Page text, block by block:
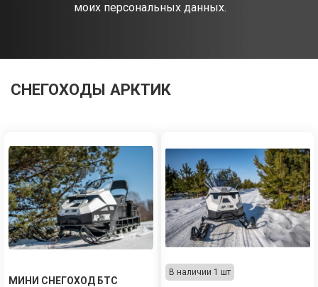
моих персональных данных.
СНЕГОХОДЫ АРКТИК
МИНИ СНЕГОХОД БТС
В наличии 1 шт